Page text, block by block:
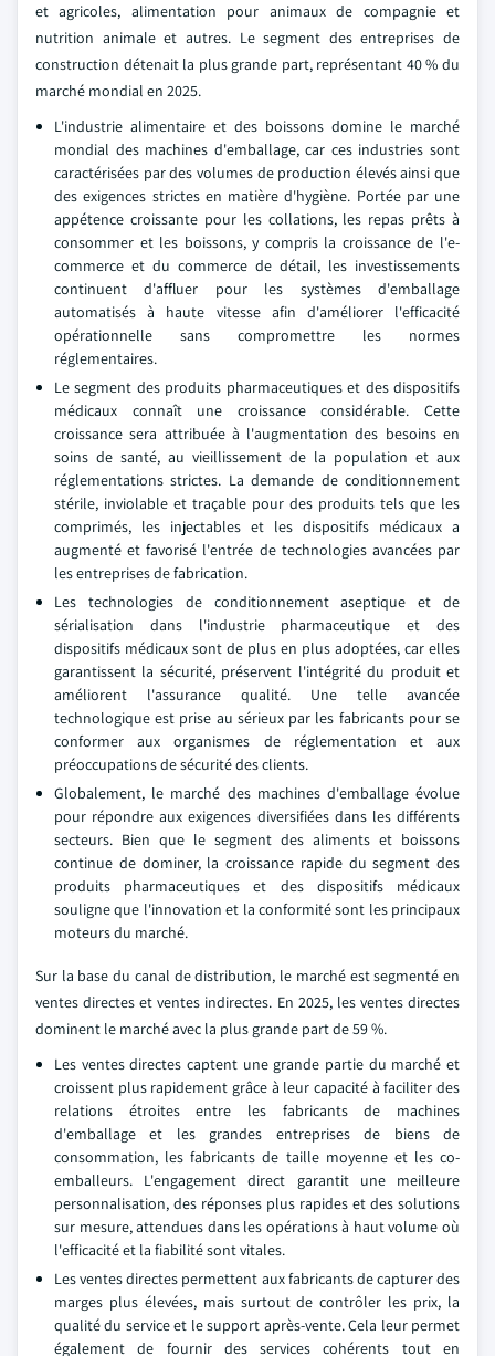
et agricoles, alimentation pour animaux de compagnie et
nutrition animale et autres. Le segment des entreprises de
construction détenait la plus grande part, représentant 40 % du
marché mondial en 2025.
L'industrie alimentaire et des boissons domine le marché
mondial des machines d'emballage, car ces industries sont
caractérisées par des volumes de production élevés ainsi que
des exigences strictes en matière d'hygiène. Portée par une
appétence croissante pour les collations, les repas prêts à
consommer et les boissons, y compris la croissance de l'e-
commerce et du commerce de détail, les investissements
continuent d'affluer pour les systèmes d'emballage
automatisés à haute vitesse afin d'améliorer l'efficacité
opérationnelle sans compromettre les normes
réglementaires.
Le segment des produits pharmaceutiques et des dispositifs
médicaux connaît une croissance considérable. Cette
croissance sera attribuée à l'augmentation des besoins en
soins de santé, au vieillissement de la population et aux
réglementations strictes. La demande de conditionnement
stérile, inviolable et traçable pour des produits tels que les
comprimés, les injectables et les dispositifs médicaux a
augmenté et favorisé l'entrée de technologies avancées par
les entreprises de fabrication.
Les technologies de conditionnement aseptique et de
sérialisation dans l'industrie pharmaceutique et des
dispositifs médicaux sont de plus en plus adoptées, car elles
garantissent la sécurité, préservent l'intégrité du produit et
améliorent l'assurance qualité. Une telle avancée
technologique est prise au sérieux par les fabricants pour se
conformer aux organismes de réglementation et aux
préoccupations de sécurité des clients.
Globalement, le marché des machines d'emballage évolue
pour répondre aux exigences diversifiées dans les différents
secteurs. Bien que le segment des aliments et boissons
continue de dominer, la croissance rapide du segment des
produits pharmaceutiques et des dispositifs médicaux
souligne que l'innovation et la conformité sont les principaux
moteurs du marché.
Sur la base du canal de distribution, le marché est segmenté en
ventes directes et ventes indirectes. En 2025, les ventes directes
dominent le marché avec la plus grande part de 59 %.
Les ventes directes captent une grande partie du marché et
croissent plus rapidement grâce à leur capacité à faciliter des
relations étroites entre les fabricants de machines
d'emballage et les grandes entreprises de biens de
consommation, les fabricants de taille moyenne et les co-
emballeurs. L'engagement direct garantit une meilleure
personnalisation, des réponses plus rapides et des solutions
sur mesure, attendues dans les opérations à haut volume où
l'efficacité et la fiabilité sont vitales.
Les ventes directes permettent aux fabricants de capturer des
marges plus élevées, mais surtout de contrôler les prix, la
qualité du service et le support après-vente. Cela leur permet
également de fournir des services cohérents tout en